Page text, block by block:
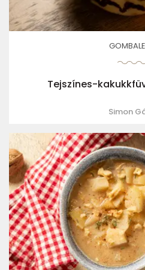
Tejszínes-
Simon